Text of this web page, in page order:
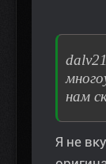
нам
Я не